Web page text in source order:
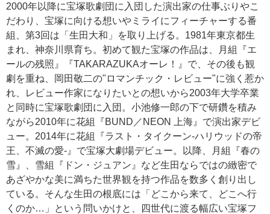
2000年以降に宝塚歌劇団に入団した演出家の仕事ぶりやこ
だわり、宝塚に向ける想いやミライにフィーチャーする番
組、第3回は「生田大和」を取り上げる。1981年東京都生
まれ、神奈川県育ち。初めて観た宝塚の作品は、月組『エ
ールの残照』『TAKARAZUKAオーレ！』で、その後も観
劇を重ね、岡田敬二の"ロマンチック・レビュー"に強く惹か
れ、レビュー作家になりたいとの想いから2003年大学卒業
と同時に宝塚歌劇団に入団。小池修一郎の下で研鑽を積み
ながら2010年に花組『BUND／NEON 上海』で演出家デビ
ュー。2014年に花組『ラスト・タイクーン-ハリウッドの帝
王、不滅の愛-』で宝塚大劇場デビュー。以降、月組『春の
雪』、雪組『ドン・ジュアン』など生田ならではの緻密で
あざやかな美に満ちた世界観を持つ作品を数多く創り出し
ている。そんな生田の根底には「どこから来て、どこへ行
くのか…」という問いかけと、四世代に渡る幅広い宝塚フ